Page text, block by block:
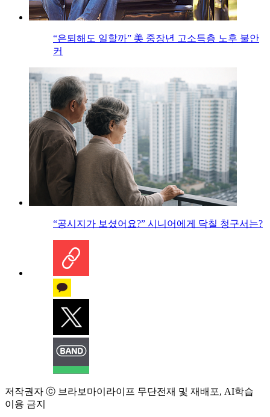
“은퇴해도 일할까” 美 중장년 고소득층 노후 불안
커
“공시지가 보셨어요?” 시니어에게 닥칠 청구서는?
저작권자 ⓒ 브라보마이라이프 무단전재 및 재배포, AI학습
이용 금지